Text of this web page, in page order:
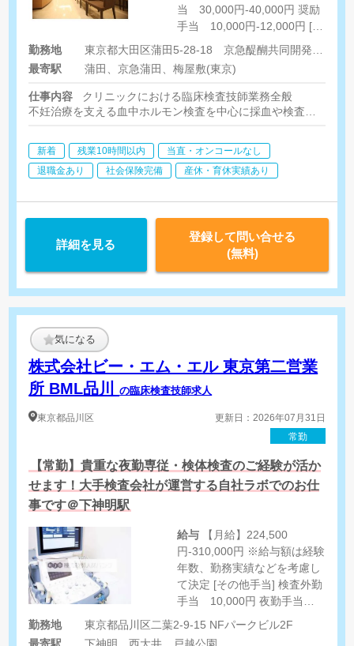
当 30,000円-40,000円 奨励
手当 10,000円-12,000円 [そ
の他手当] 精皆勤手当
勤務地
最寄駅
蒲田、京急蒲田、梅屋敷(東京)
仕事内容
クリニックにおける臨床検査技師業務全般
不妊治療を支える血中ホルモン検査を中心に採血や検査データ
・検査データの確認・管理・報告書作成
・検体の受付及び管理
・医師や看護師との連携による診療サポート
新着 残業10時間以内
当直・オンコールなし
退職金あり
社会保険完備 産休・育休実績あり
詳細を見る
登録して問い合せる
(無料)
気になる
株式会社ビー・エム・エル 東京第二営業
所 BML品川の臨床検査技師求人
東京都品川区
更新日：2026年07月31日
常勤
【常勤】貴重な夜勤専従・検体検査のご経験が活か
せます！大手検査会社が運営する自社ラボでのお仕
事です＠下神明駅
給与
円-310,000円 ※給与額は経験
年数、勤務実績などを考慮し
て決定 [その他手当] 検査外勤
手当 10,000円 夜勤手当
5,000円/回 住宅手当 家族手
当 時間外・深夜割り増し手当
勤務地
東京都品川区二葉2-9-15 NFパークビル2F